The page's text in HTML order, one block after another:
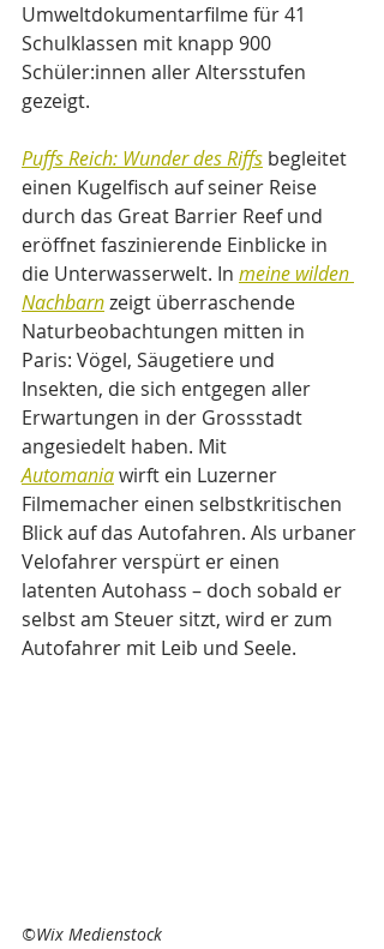
Umweltdokumentarfilme für 41
Schulklassen mit knapp 900
Schüler:innen aller Altersstufen
gezeigt.
Puffs Reich: Wunder des Riffs begleitet
einen Kugelfisch auf seiner Reise
durch das Great Barrier Reef und
eröffnet faszinierende Einblicke in
die Unterwasserwelt. In meine wilden
Nachbarn zeigt überraschende
Naturbeobachtungen mitten in
Paris: Vögel, Säugetiere und
Insekten, die sich entgegen aller
Erwartungen in der Grossstadt
angesiedelt haben. Mit
Automania wirft ein Luzerner
Filmemacher einen selbstkritischen
Blick auf das Autofahren. Als urbaner
Velofahrer verspürt er einen
latenten Autohass – doch sobald er
selbst am Steuer sitzt, wird er zum
Autofahrer mit Leib und Seele.
©Wix Medienstock